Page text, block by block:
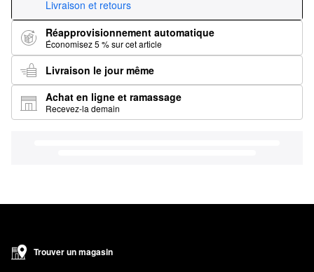
Livraison et retours
Réapprovisionnement automatique
Économisez 5 % sur cet article
Livraison le jour même
Achat en ligne et ramassage
Recevez-la demain
Trouver un magasin